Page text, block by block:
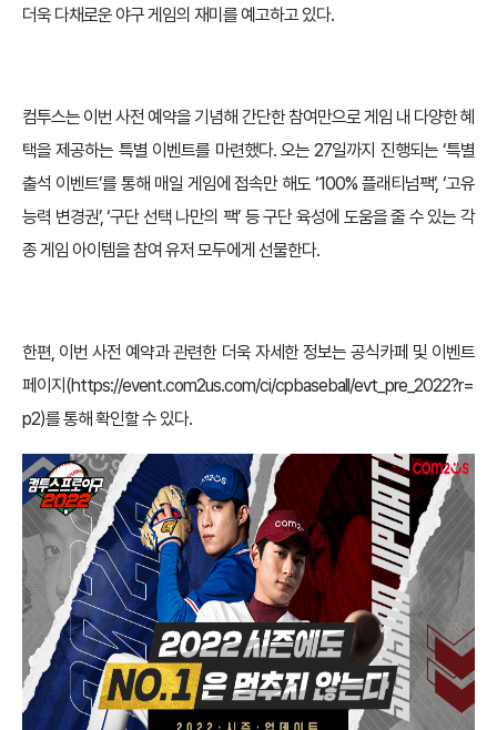
더욱 다채로운 야구 게임의 재미를 예고하고 있다.
컴투스는 이번 사전 예약을 기념해 간단한 참여만으로 게임 내 다양한 혜
택을 제공하는 특별 이벤트를 마련했다. 오는 27일까지 진행되는 ‘특별
출석 이벤트’를 통해 매일 게임에 접속만 해도 ‘100% 플래티넘팩’, ‘고유
능력 변경권’, ‘구단 선택 나만의 팩’ 등 구단 육성에 도움을 줄 수 있는 각
종 게임 아이템을 참여 유저 모두에게 선물한다.
한편, 이번 사전 예약과 관련한 더욱 자세한 정보는 공식카페 및 이벤트
페이지(https://event.com2us.com/ci/cpbaseball/evt_pre_2022?r=
p2)를통해 확인할 수 있다.